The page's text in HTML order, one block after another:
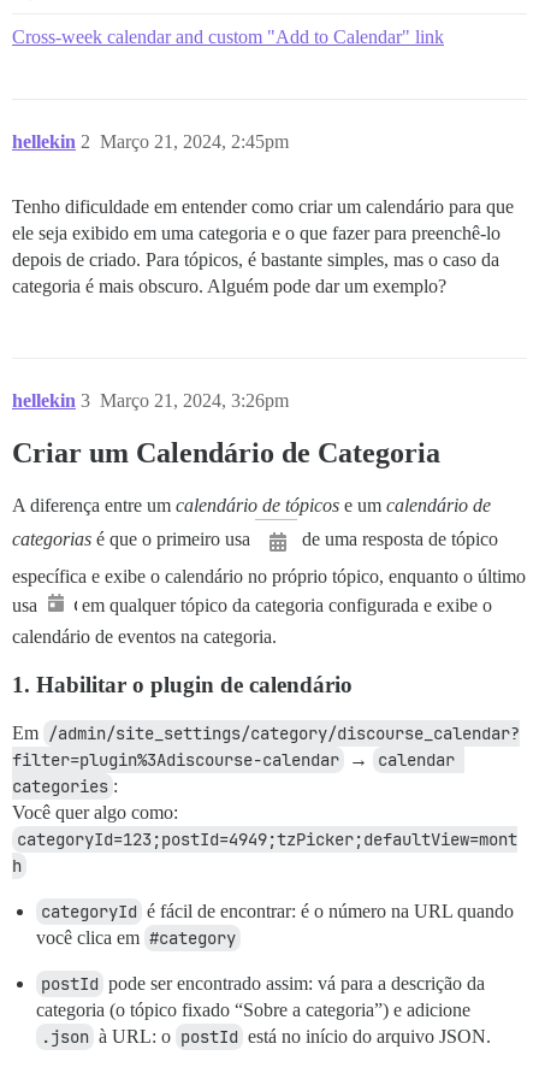
Cross-week calendar and custom "Add to Calendar" link
hellekin Março 21, 2024, 2:45pm
2
Tenho dificuldade em entender como criar um calendário para que
ele seja exibido em uma categoria e o que fazer para preenchê-lo
depois de criado. Para tópicos, é bastante simples, mas o caso da
categoria é mais obscuro. Alguém pode dar um exemplo?
hellekin Março 21, 2024, 3:26pm
3
Criar um Calendário de Categoria
A diferença entre um calendário de tópicos e um calendário de
categorias é que o primeiro usa
de uma resposta de tópico
específica e exibe o calendário no próprio tópico, enquanto o último
usa
em qualquer tópico da categoria configurada e exibe o
calendário de eventos na categoria.
1. Habilitar o plugin de calendário
Em /admin/site_settings/category/discourse_calendar?
filter=plugin%3Adiscourse-calendar
→
calendar
categories :
Você quer algo como:
categoryId=123;postId=4949;tzPicker;defaultView=mont
h
categoryId é fácil de encontrar: é o número na URL quando
você clica em #category
postId pode ser encontrado assim: vá para a descrição da
categoria (o tópico fixado “Sobre a categoria”) e adicione
.json à URL: o postId está no início do arquivo JSON.